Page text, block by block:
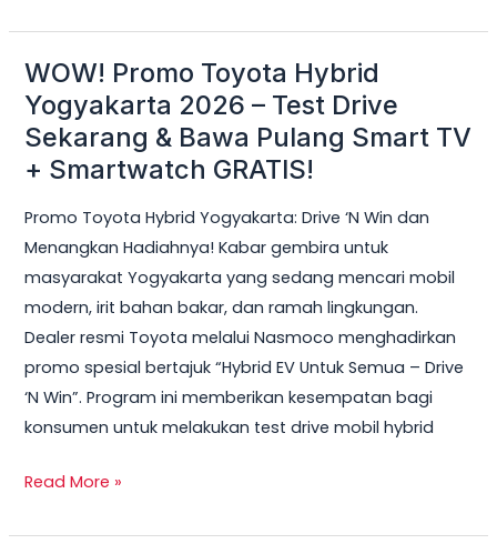
WOW! Promo Toyota Hybrid
Yogyakarta 2026 – Test Drive
Sekarang & Bawa Pulang Smart TV
+ Smartwatch GRATIS!
Promo Toyota Hybrid Yogyakarta: Drive ‘N Win dan
Menangkan Hadiahnya! Kabar gembira untuk
masyarakat Yogyakarta yang sedang mencari mobil
modern, irit bahan bakar, dan ramah lingkungan.
Dealer resmi Toyota melalui Nasmoco menghadirkan
promo spesial bertajuk “Hybrid EV Untuk Semua – Drive
‘N Win”. Program ini memberikan kesempatan bagi
konsumen untuk melakukan test drive mobil hybrid
WOW!
Promo
Toyota
Hybrid
2026
–
Test
Drive
Sekarang
&
Bawa
Pulang
TV
Read More »